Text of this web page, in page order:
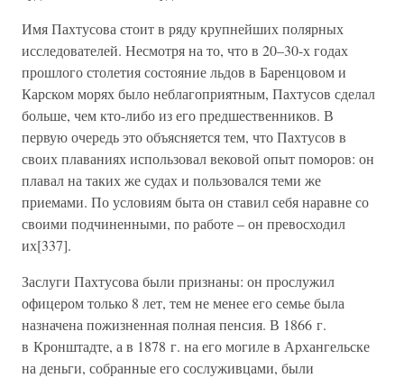
Имя Пахтусова стоит в ряду крупнейших полярных
исследователей. Несмотря на то, что в 20–30-х годах
прошлого столетия состояние льдов в Баренцовом и
Карском морях было неблагоприятным, Пахтусов сделал
больше, чем кто-либо из его предшественников. В
первую очередь это объясняется тем, что Пахтусов в
своих плаваниях использовал вековой опыт поморов: он
плавал на таких же судах и пользовался теми же
приемами. По условиям быта он ставил себя наравне со
своими подчиненными, по работе – он превосходил
их[337].
Заслуги Пахтусова были признаны: он прослужил
офицером только 8 лет, тем не менее его семье была
назначена пожизненная полная пенсия. В 1866 г.
в Кронштадте, а в 1878 г. на его могиле в Архангельске
на деньги, собранные его сослуживцами, были